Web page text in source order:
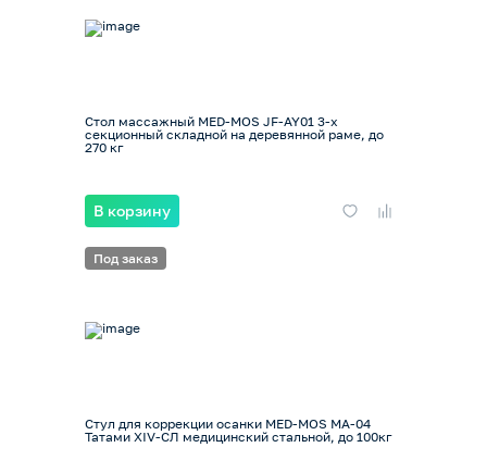
Стол массажный MED-MOS JF-AY01 3-х
секционный складной на деревянной раме, до
270 кг
В корзину
Под заказ
Стул для коррекции осанки MED-MOS МА-04
Татами XIV-СЛ медицинский стальной, до 100кг